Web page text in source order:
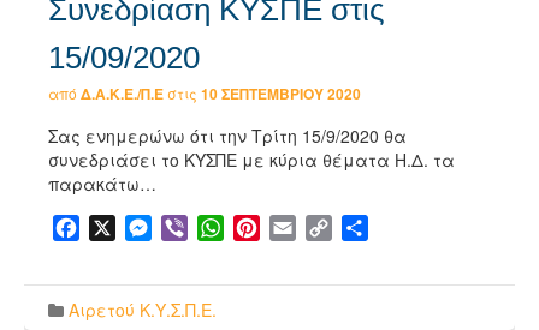
Συνεδρίαση ΚΥΣΠΕ στις
15/09/2020
από Δ.Α.Κ.Ε./Π.Εστις 10 ΣΕΠΤΕΜΒΡΊΟΥ 2020
Σας ενημερώνω ότι την Τρίτη 15/9/2020 θα
συνεδριάσει το ΚΥΣΠΕ με κύρια θέματα Η.Δ. τα
παρακάτω…
Facebook Messenger
Viber WhatsApp
Pinterest
Email Copy
Αιρετού Κ.Υ.Σ.Π.Ε.